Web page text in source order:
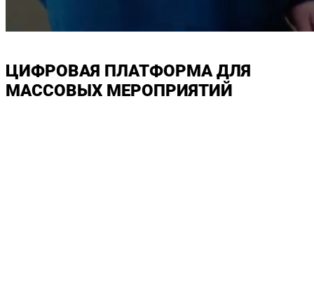
ЦИФРОВАЯ ПЛАТФОРМА ДЛЯ
МАССОВЫХ МЕРОПРИЯТИЙ